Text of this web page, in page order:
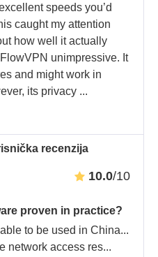
speeds you’d
caught my attention
how well it actually
unimpressive. It
and might work in
its privacy ...
recenzija
10.0/10
proven in practice?
to be used in China...
network access res...